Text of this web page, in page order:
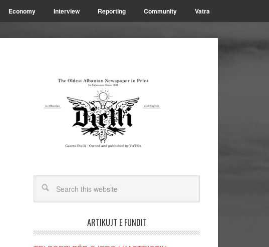
Economy Interview Reporting Community Vatra
ARTIKUJT E FUNDIT